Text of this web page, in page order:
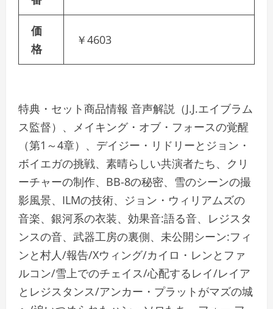
価
格
￥4603
特典・セット商品情報 音声解説（J.J.エイブラム
ス監督）、メイキング・オブ・フォースの覚醒
（第1～4章）、デイジー・リドリーとジョン・
ボイエガの挑戦、素晴らしい共演者たち、クリ
ーチャーの制作、BB-8の秘密、雪のシーンの撮
影風景、ILMの技術、ジョン・ウィリアムズの
音楽、銀河系の衣装、効果音:語る音、レジスタ
ンスの音、武器工房の裏側、未公開シーン:フィ
ンと村人/報告/Xウィング/カイロ・レンとファ
ルコン/雪上でのチェイス/心配するレイ/レイア
とレジスタンス/アンカー・プラットがマズの城